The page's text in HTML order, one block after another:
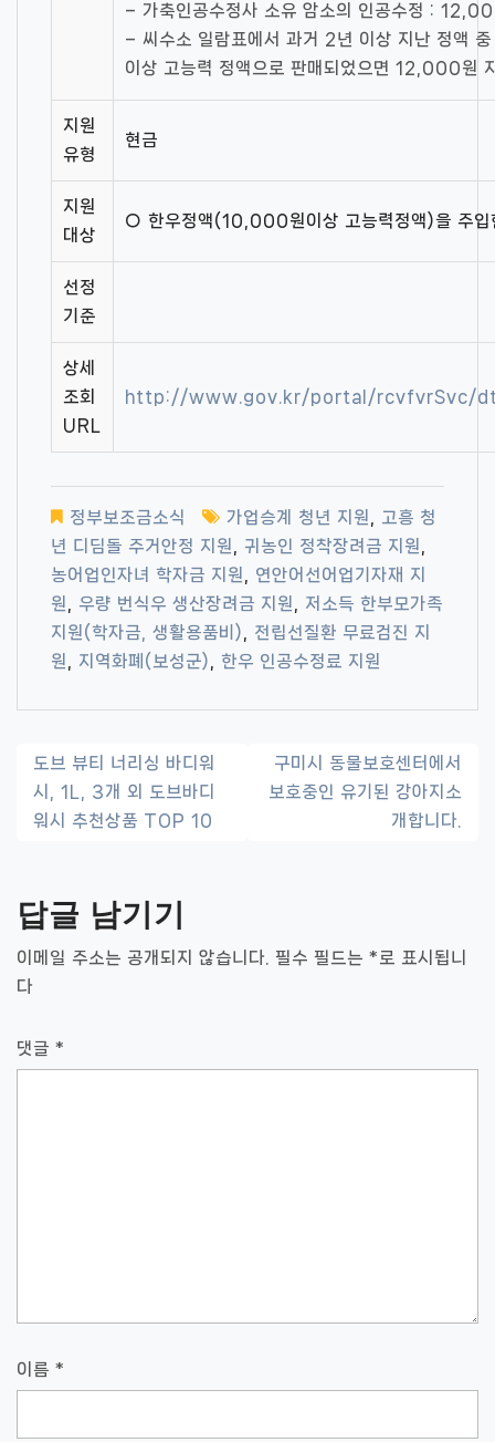
– 가축인공수정사 소유 암소의 인공수정 :
– 씨수소 일람표에서 과거 2년 이상 지난 정액
이상 고능력 정액으로 판매되었으면 12,000원
지원
유형
현금
지원
대상
○ 한우정액(10,000원이상 고능력정액)을 주입
선정
기준
상세
조회
URL
http://www.gov.kr/portal/rcvfvrSvc/
정부보조금소식 가업승계 청년 지원
고흥 청
년 디딤돌 주거안정 지원
귀농인 정착장려금 지원
농어업인자녀 학자금 지원
연안어선어업기자재 지
원
우량 번식우 생산장려금 지원
저소득 한부모가족
지원(학자금, 생활용품비)
전립선질환 무료검진 지
원
지역화폐(보성군) 한우 인공수정료 지원
글
내
게
이
션
도브 뷰티 너리싱 바디워
시, 1L, 3개 외 도브바디
워시 추천상품 TOP 10
구미시 동물보호센터에서
보호중인 유기된 강아지소
개합니다.
답글 남기기
이메일 주소는 공개되지 않습니다. 필수 필드는 * 로 표시됩니
다
댓글 *
이름 *